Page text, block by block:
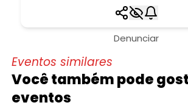
Denunciar
Eventos similares
Você também pode
eventos